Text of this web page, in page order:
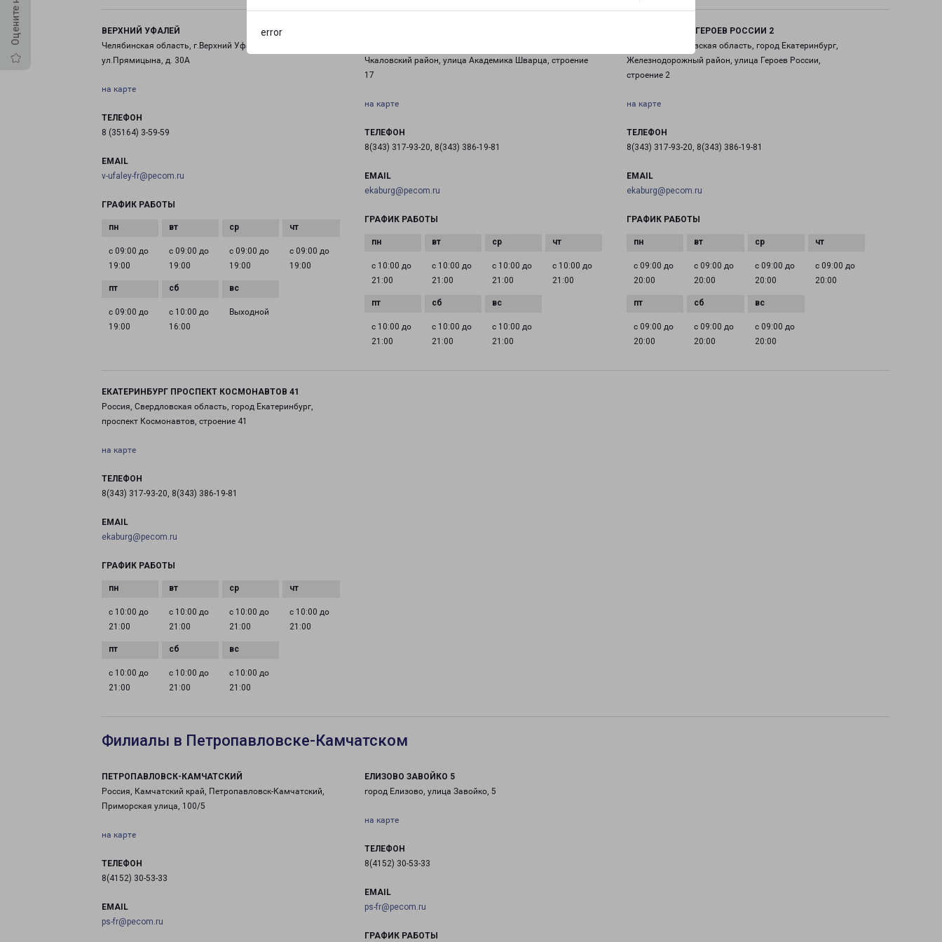
error
ВЕРХНИЙ УФАЛЕЙ
Челябинская область, г.Верхний Уфалей,
ул.Прямицына, д. 30А
на карте
ТЕЛЕФОН
8 (35164) 3-59-59
EMAIL
v-ufaley-fr@pecom.ru
ГРАФИК РАБОТЫ
с 09:00 до
19:00
с 09:00 до
19:00
с 09:00 до
19:00
с 09:00 до
19:00
с 09:00 до
19:00
с 10:00 до
16:00
Выходной
Чкаловский район, улица Академика Шварца, строение
17
на карте
ТЕЛЕФОН
8(343) 317-93-20, 8(343) 386-19-81
EMAIL
ekaburg@pecom.ru
ГРАФИК РАБОТЫ
с 10:00 до
21:00
с 10:00 до
21:00
с 10:00 до
21:00
с 10:00 до
21:00
с 10:00 до
21:00
с 10:00 до
21:00
с 10:00 до
21:00
ЕКАТЕРИНБУРГ ГЕРОЕВ РОССИИ 2
Россия, Свердловская область, город Екатеринбург,
Железнодорожный район, улица Героев России,
строение 2
на карте
ТЕЛЕФОН
8(343) 317-93-20, 8(343) 386-19-81
EMAIL
ekaburg@pecom.ru
ГРАФИК РАБОТЫ
с 09:00 до
20:00
с 09:00 до
20:00
с 09:00 до
20:00
с 09:00 до
20:00
с 09:00 до
20:00
с 09:00 до
20:00
с 09:00 до
20:00
ЕКАТЕРИНБУРГ ПРОСПЕКТ КОСМОНАВТОВ 41
Россия, Свердловская область, город Екатеринбург,
проспект Космонавтов, строение 41
на карте
ТЕЛЕФОН
8(343) 317-93-20, 8(343) 386-19-81
EMAIL
ekaburg@pecom.ru
ГРАФИК РАБОТЫ
с 10:00 до
21:00
с 10:00 до
21:00
с 10:00 до
21:00
с 10:00 до
21:00
с 10:00 до
21:00
с 10:00 до
21:00
с 10:00 до
21:00
Филиалы в Петропавловске-Камчатском
ПЕТРОПАВЛОВСК-КАМЧАТСКИЙ
Россия, Камчатский край, Петропавловск-Камчатский,
Приморская улица, 100/5
на карте
ТЕЛЕФОН
8(4152) 30-53-33
EMAIL
ps-fr@pecom.ru
ЕЛИЗОВО ЗАВОЙКО 5
город Елизово, улица Завойко, 5
на карте
ТЕЛЕФОН
8(4152) 30-53-33
EMAIL
ps-fr@pecom.ru
ГРАФИК РАБОТЫ